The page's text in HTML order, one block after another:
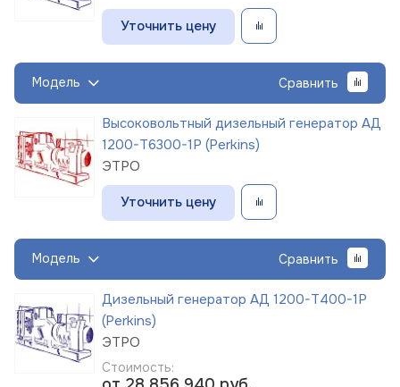
Уточнить цену
Модель Сравнить
Высоковольтный дизельный генератор АД
1200-Т6300-1Р (Perkins)
ЭТРО
Уточнить цену
Модель Сравнить
Дизельный генератор АД 1200-Т400-1Р
(Perkins)
ЭТРО
Стоимость: